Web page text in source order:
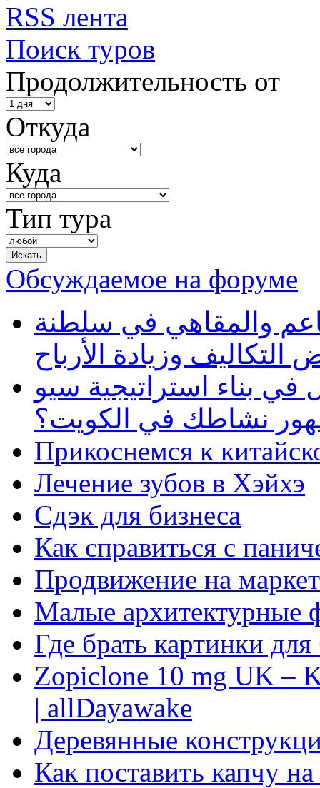
RSS лента
Поиск туров
Продолжительность от
Откуда
Куда
Тип тура
Обсуждаемое на форуме
والمقاهي في سلطنة
وزيادة الأرباح
بناء استراتيجية سيو
نشاطك في الكويت؟
Прикоснемся к
Лечение зубов в Хэйхэ
Сдэк для бизнеса
Как справиться с
Продвижение на
Малые архитектурные
Где брать картинки
Zopiclone 10 mg UK –
| allDayawake
Деревянные
Как поставить капчу